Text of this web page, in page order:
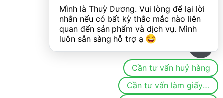
Mình là Thuỳ Dương. Vui lòng để lại lời
nhắn nếu có bất kỳ thắc mắc nào liên
quan đến sản phẩm và dịch vụ. Mình
luôn sẵn sàng hỗ trợ ạ
Cần tư vấn huỷ hàng
Cần tư vấn làm giấy phép/đăng ký môi trường